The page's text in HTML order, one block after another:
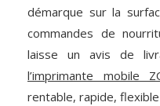
démarque sur la
commandes de
laisse un avis de
l’imprimante mobile
rentable, rapide,